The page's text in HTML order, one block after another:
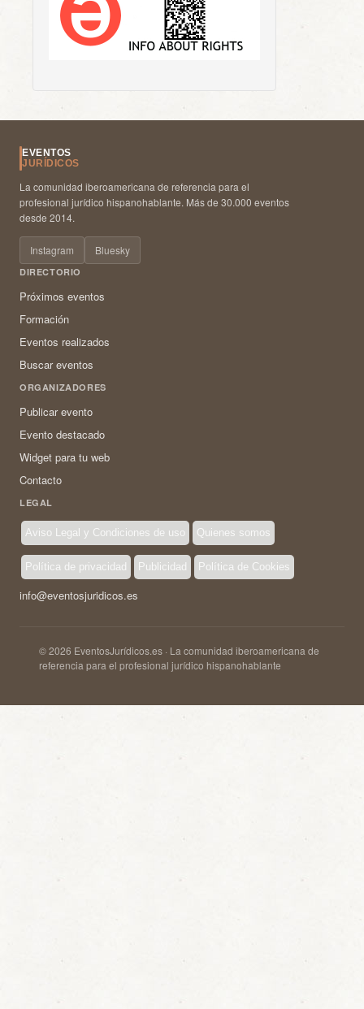
EVENTOS
JURÍDICOS
La comunidad iberoamericana de referencia para el
profesional jurídico hispanohablante. Más de 30.000 eventos
desde 2014.
Instagram Bluesky
DIRECTORIO
Próximos eventos
Formación
Eventos realizados
Buscar eventos
ORGANIZADORES
Publicar evento
Evento destacado
Widget para tu web
Contacto
LEGAL
Aviso Legal y Condiciones de uso Quienes somos
Política de privacidad Publicidad Política de Cookies
info@eventosjuridicos.es
© 2026 EventosJurídicos.es · La comunidad iberoamericana de
referencia para el profesional jurídico hispanohablante